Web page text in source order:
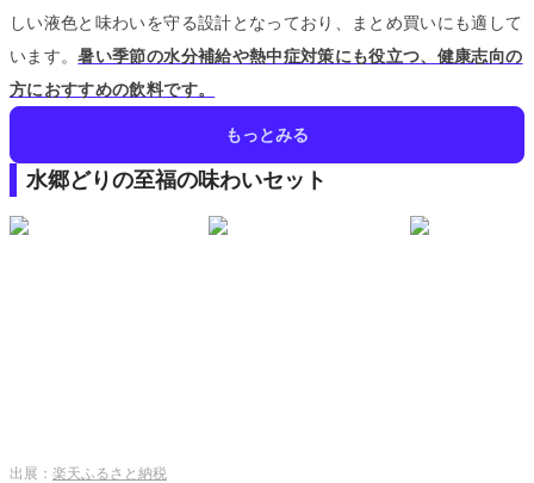
しい液色と味わいを守る設計となっており、まとめ買いにも適して
います。暑い季節の水分補給や熱中症対策にも役立つ、健康志向の
方におすすめの飲料です。
もっとみる
水郷どりの至福の味わいセット
出展： 楽天ふるさと納税